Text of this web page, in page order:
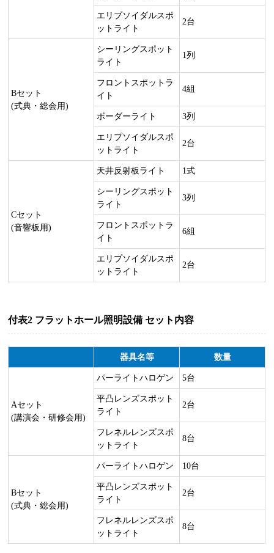
エリプソイダルスポ
ットライト
2台
Bセット
(式典・総会用)
シーリングスポット
ライト
1列
フロントスポットラ
イト
4組
ボーダーライト 3列
エリプソイダルスポ
ットライト
2台
Cセット
(音響板用)
天井反射板ライト 1式
シーリングスポット
ライト
3列
フロントスポットラ
イト
6組
エリプソイダルスポ
ットライト
2台
付表2 フラットホール照明設備 セット内容
器具名等 数量
Aセット
(講演会・研修会用)
パーライトハロゲン 5台
平凸レンズスポット
ライト
2台
フレネルレンズスポ
ットライト
8台
Bセット
(式典・総会用)
パーライトハロゲン 10台
平凸レンズスポット
ライト
2台
フレネルレンズスポ
ットライト
8台